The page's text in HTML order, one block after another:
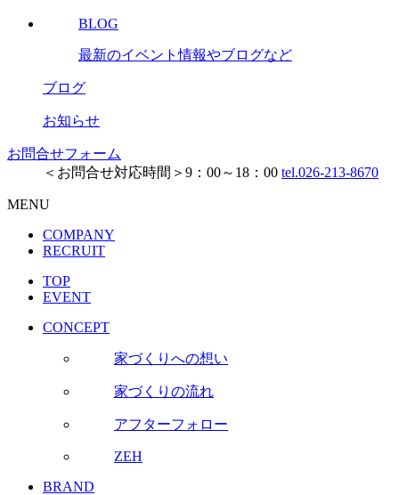
BLOG
最新のイベント情報やブログなど
ブログ
お知らせ
お問合せフォーム
＜お問合せ対応時間＞9：00～18：00 tel.026-213-8670
MENU
COMPANY
RECRUIT
TOP
EVENT
CONCEPT
家づくりへの想い
家づくりの流れ
アフターフォロー
ZEH
BRAND